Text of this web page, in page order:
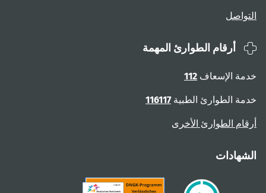
التواصل
أرقام الطوارئ المهمة
خدمة الإسعاف 112
خدمة الطوارئ الطبية116117
أرقام الطوارئ الأخرى
الشهادات